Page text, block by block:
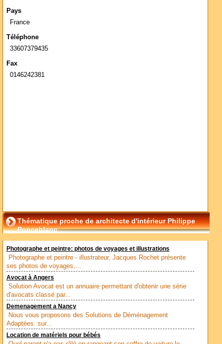
Pays
France
Téléphone
33607379435
Fax
0146242381
Thématique proche de architecte d'intérieur Philippe
Ponceblanc
Photographe et peintre: photos de voyages et illustrations
Photographe et peintre - illustrateur, Jacques Rochet présente
ses photos de voyages,...
Avocat à Angers
Solution Avocat est un annuaire permettant d'obtenir une série
d'avocats classé par...
Demenagement a Nancy
Nous vous proposons des Solutions de Déménagement
Adaptées. sur...
Location de matériels pour bébés